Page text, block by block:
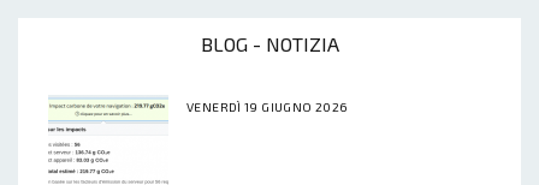
BLOG - NOTIZIA
VENERDÌ 19 GIUGNO 2026